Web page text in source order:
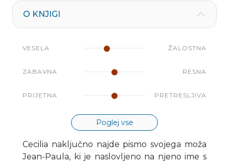
O KNJIGI
VESELA ŽALOSTNA
ZABAVNA RESNA
PRIJETNA PRETRESLJIVA
Poglej vse
Cecilia naključno najde pismo svojega moža
Jean-Paula, ki je naslovljeno na njeno ime s